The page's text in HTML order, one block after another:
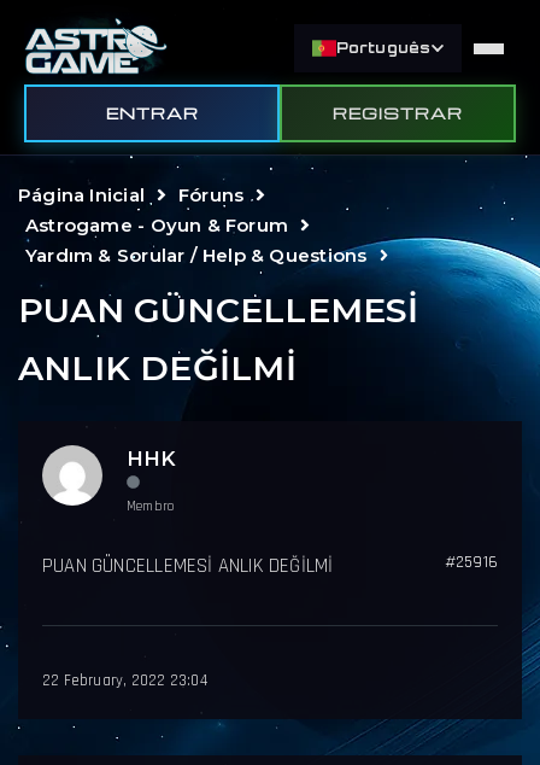
Português
ENTRAR REGISTRAR
Página Inicial
Fóruns
Astrogame - Oyun & Forum
Yardım & Sorular / Help & Questions
PUAN GÜNCELLEMESİ
ANLIK DEĞİLMİ
HHK
Membro
#25916
PUAN GÜNCELLEMESİ ANLIK DEĞİLMİ
22 February, 2022 23:04